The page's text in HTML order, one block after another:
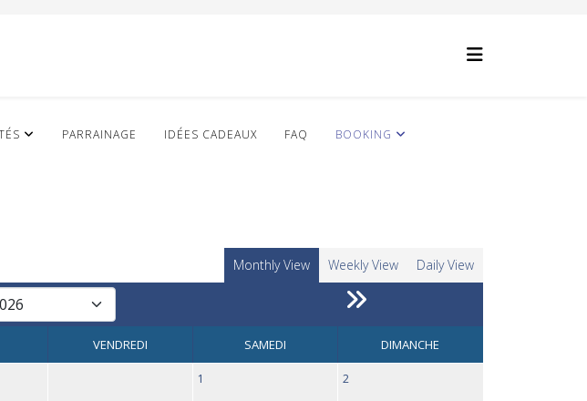
PARRAINAGE IDÉES CADEAUX FAQ BOOKING
Monthly View Weekly View Daily View
VENDREDI SAMEDI DIMANCHE
1 2